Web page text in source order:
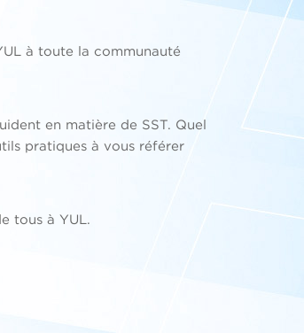
à toute la communauté
en matière de SST. Quel
pratiques à vous référer
tous à YUL.